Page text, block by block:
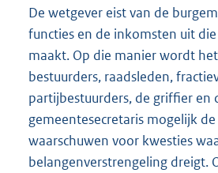
De wetgever eist van de
functies en de inkomsten uit
maakt. Op die manier wordt
bestuurders, raadsleden,
partijbestuurders, de griffier en
gemeentesecretaris mogelijk
waarschuwen voor kwesties
belangenverstrengeling dreigt.